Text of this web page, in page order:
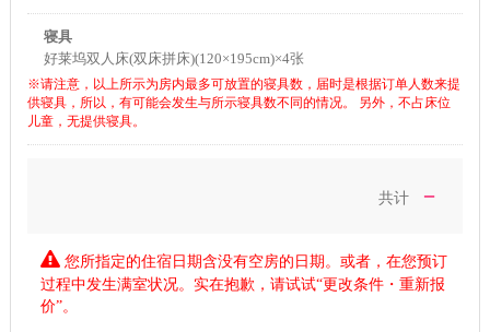
寝具
好莱坞双人床(双床拼床)(120×195cm)×4张
※请注意，以上所示为房内最多可放置的寝具数，届时是根据订单人数来提
供寝具，所以，有可能会发生与所示寝具数不同的情况。 另外，不占床位
儿童，无提供寝具。
共计 －
您所指定的住宿日期含没有空房的日期。或者，在您预订
过程中发生满室状况。实在抱歉，请试试“更改条件・重新报
价”。